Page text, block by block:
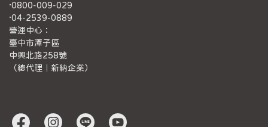
·0800-009-029
·04-2539-0889
營運中心：
臺中市潭子區
中興北路258號
（總代理｜新納企業）